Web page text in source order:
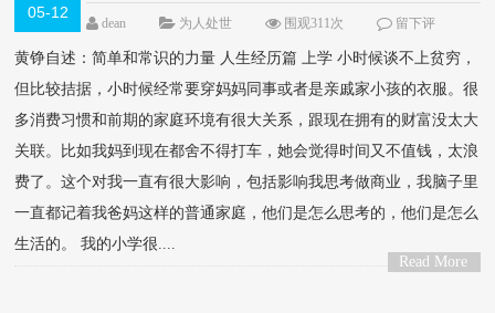
05-12
dean 为人处世 围观311次
留下评
黄铮自述：简单和常识的力量 人生经历篇 上学 小时候谈不上贫穷，
但比较拮据，小时候经常要穿妈妈同事或者是亲戚家小孩的衣服。很
多消费习惯和前期的家庭环境有很大关系，跟现在拥有的财富没太大
关联。比如我妈到现在都舍不得打车，她会觉得时间又不值钱，太浪
费了。这个对我一直有很大影响，包括影响我思考做商业，我脑子里
一直都记着我爸妈这样的普通家庭，他们是怎么思考的，他们是怎么
生活的。 我的小学很....
Read More